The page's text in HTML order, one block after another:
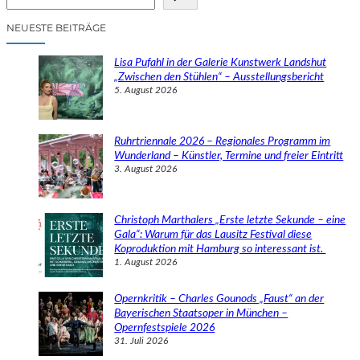
cNEUESTE BEITRÄGE
Lisa Pufahl in der Galerie Kunstwerk Landshut
„Zwischen den Stühlen“ – Ausstellungsbericht
5. August 2026
Ruhrtriennale 2026 – Regionales Programm im
Wunderland – Künstler, Termine und freier Eintritt
3. August 2026
Christoph Marthalers „Erste letzte Sekunde – eine
Gala“: Warum für das Lausitz Festival diese
Koproduktion mit Hamburg so interessant ist.
1. August 2026
Opernkritik – Charles Gounods „Faust“ an der
Bayerischen Staatsoper in München –
Opernfestspiele 2026
31. Juli 2026